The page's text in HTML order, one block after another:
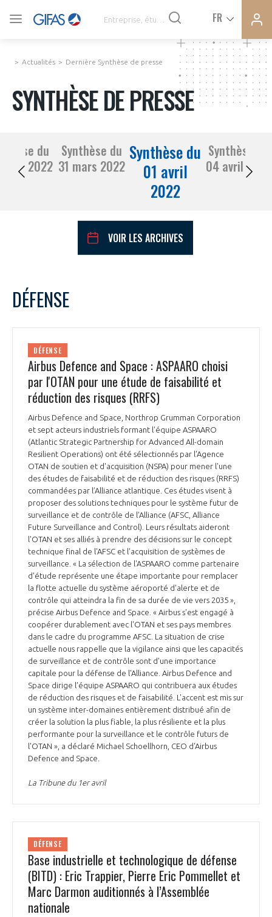
FR
SYNTHÈSE DE PRESSE
COMMUNIQUÉS DE PRESSE
PRÉSENTATION
NOTRE VISION
NOS MISSIONS
NOTRE HISTOIRE
ORGANISATION
L’ÉQUIPE DU GIFAS
NOS RÉSEAUX À L'INTERNATIONAL
FONCTIONNEMENT
GEADS
COMITÉ AERO PME
STARTAIR
COMMISSIONS ET COMITÉS
ACCOMPAGNEMENT DE NOS ADHÉRENTS
LES PROGRAMMES DU GIFAS
UN ÉCOSYSTÈME INTÉGRÉ ET COHÉRENT
POURQUOI DEVENIR MEMBRE ?
LA MÉDIATION
LA MÉDIATION DANS LA FILIÈRE AÉRONAUTIQUE ET SPATIALE
LE MÉDIATEUR DE LA FILIÈRE AÉRONAUTIQUE ET SPATIALE
MÉDIATION ET CHARTE D’ENGAGEMENT SUR LES RELATIONS ENTRE
CLIENTS ET FOURNISSEURS
LA MÉDIATION AU-DELÀ DE LA FILIÈRE AÉRONAUTIQUE ET SPATIALE
PRENDRE CONTACT AVEC LE MÉDIATEUR DE LA FILIÈRE
LE SALON DU BOURGET
L'OBSERVATOIRE
CHIFFRES CLÉS
LES ENJEUX
COMPÉTITIVITÉ
EMPLOI & FORMATION
ENVIRONNEMENT
LES PUBLICATIONS
DOCUMENTS & BROCHURES
Actualités Dernière Synthèse de presse
SYNTHÈSE DE PRESSE
du
30 mars 2022
Synthèse du
31 mars 2022
Synthèse du
01 avril
2022
Synthèse du
04 avril 2022
VOIR LES ARCHIVES
1 2
3
14 15 16
22
25
27 28
DÉFENSE
DÉFENSE
Airbus Defence and Space : ASPAARO choisi
par l'OTAN pour une étude de faisabilité et
réduction des risques (RRFS)
Airbus Defence and Space, Northrop Grumman Corporation
et sept acteurs industriels formant l'équipe ASPAARO
(Atlantic Strategic Partnership for Advanced All-domain
Resilient Operations) ont été sélectionnés par l'Agence
OTAN de soutien et d'acquisition (NSPA) pour mener l'une
des études de faisabilité et de réduction des risques (RRFS)
commandées par l’Alliance atlantique. Ces études visent à
proposer des solutions techniques pour le système futur de
surveillance et de contrôle de l'Alliance (AFSC, Alliance
Future Surveillance and Control). Leurs résultats aideront
l'OTAN et ses alliés à prendre des décisions sur le concept
technique final de l'AFSC et l'acquisition de systèmes de
surveillance. « La sélection de l'ASPAARO comme partenaire
d'étude représente une étape importante pour remplacer
la flotte actuelle du système aéroporté d'alerte et de
contrôle qui atteindra la fin de sa durée de vie vers 2035 »,
précise Airbus Defence and Space. « Airbus s'est engagé à
coopérer durablement avec l'OTAN et ses pays membres
dans le cadre du programme AFSC. La situation de crise
actuelle nous rappelle que la vigilance ainsi que les capacités
de surveillance et de contrôle sont d'une importance
capitale pour la défense de l'Alliance. Airbus Defence and
Space dirige l'équipe ASPAARO qui contribuera aux études
de réduction des risques et de faisabilité. L'accent est mis sur
un système inter-domaines entièrement distribué afin de
créer la solution la plus fiable, la plus résiliente et la plus
performante pour la surveillance et le contrôle futurs de
l'OTAN », a déclaré Michael Schoellhorn, CEO d'Airbus
Defence and Space.
La Tribune du 1er avril
DÉFENSE
Base industrielle et technologique de défense
(BITD) : Eric Trappier, Pierre Eric Pommellet et
Marc Darmon auditionnés à l’Assemblée
nationale
VOUS ÊTES ADHÉRENTS
PAS ENCORE ADHÉRENT ?
Rejoignez une filière d’excellence et développez
Découvrez les avantages d'adhérer au GIFAS.
Rencontres, salons, données sectorielles,
programmes ...
DEMANDE D’ADHÉSION
DEMANDE D’ADHÉSION
Avez-vous un statut de droit français ?